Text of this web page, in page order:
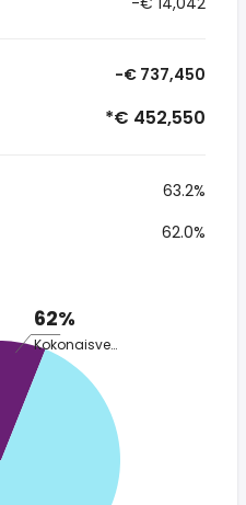
-€ 737,450
*€ 452,550
63.2%
62.0%
62%
Kokonaisvero